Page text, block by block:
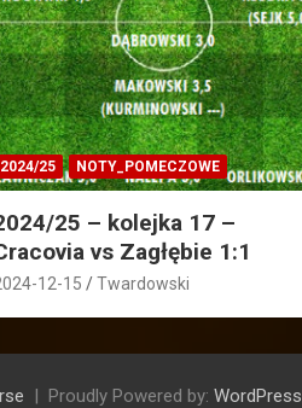
2024/25 NOTY_POMECZOWE
25 – kolejka 17 –
vs Zagłębie 1:1
12-15 Twardowski
Proudly Powered by: WordPress